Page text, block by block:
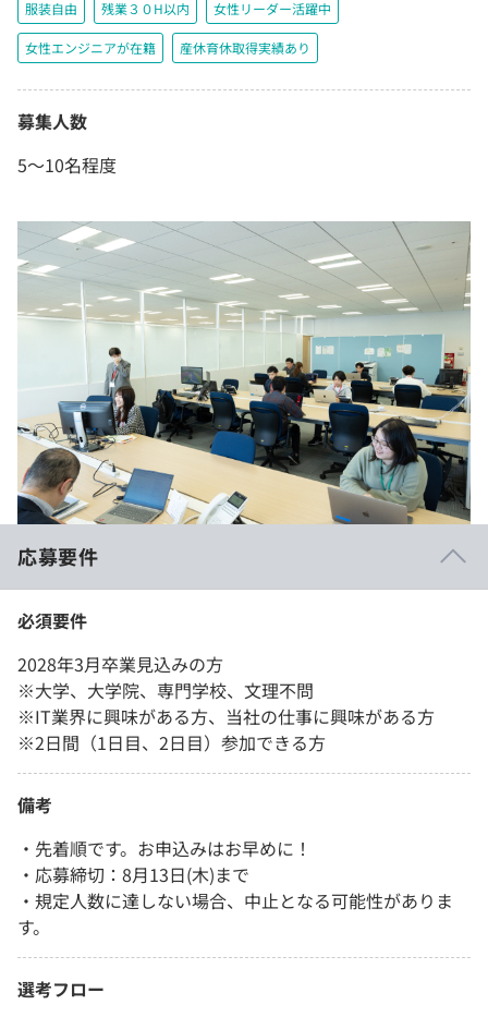
服装自由 残業３０H以内 女性リーダー活躍中
女性エンジニアが在籍 産休育休取得実績あり
募集人数
5～10名程度
応募要件
必須要件
2028年3月卒業見込みの方
※大学、大学院、専門学校、文理不問
※IT業界に興味がある方、当社の仕事に興味がある方
※2日間（1日目、2日目）参加できる方
備考
・先着順です。お申込みはお早めに！
・応募締切：8月13日(木)まで
・規定人数に達しない場合、中止となる可能性がありま
す。
選考フロー